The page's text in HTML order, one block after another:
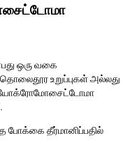
ஒரு வகை
உறுப்புகள் அல்லது
போக்கை தீர்மானிப்பதில்